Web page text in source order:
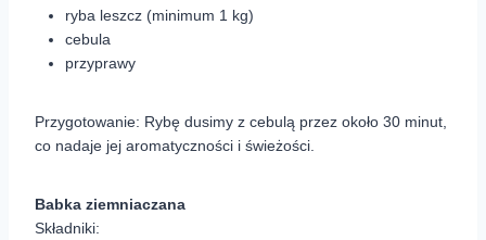
ryba leszcz (minimum 1 kg)
cebula
przyprawy
Przygotowanie: Rybę dusimy z cebulą przez około 30 minut,
co nadaje jej aromatyczności i świeżości.
Babka ziemniaczana
Składniki: